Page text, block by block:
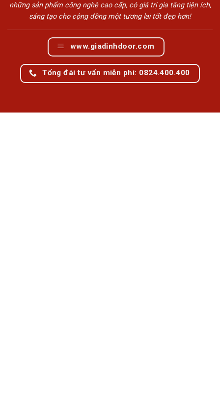
những sản phẩm công nghệ cao cấp, có giá trị gia tăng tiện ích,
sáng tạo cho cộng đồng một tương lai tốt đẹp hơn!
www.giadinhdoor.com
Tổng đài tư vấn miễn phí: 0824.400.400